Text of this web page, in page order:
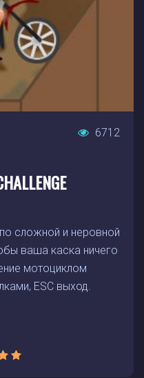
6712
сложной и неровной
ваша каска ничего
мотоциклом
ESC выход.